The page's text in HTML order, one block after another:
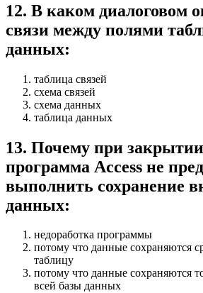
12. В каком диалоговом
связи между полями
данных:
таблица связей
схема связей
схема данных
таблица данных
13. Почему при
программа Access не
выполнить сохранение
данных:
недоработка программы
потому что данные сохраняются
таблицу
потому что данные сохраняются
всей базы данных